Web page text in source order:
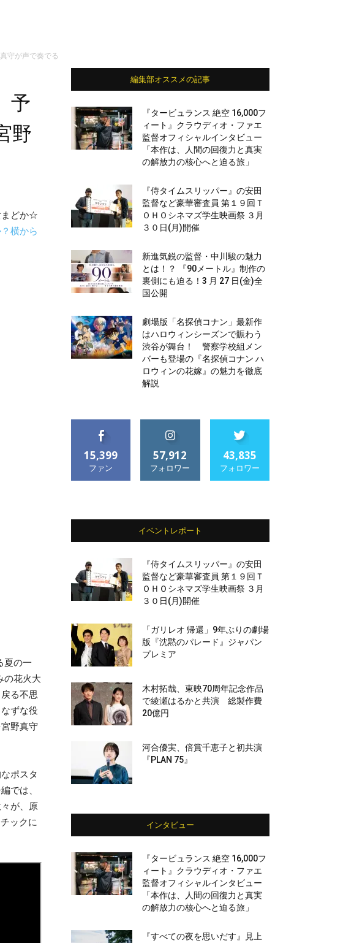
守が声で奏でる
予
野
まどか☆
横から
夏の一
の花火大
る不思
ずな役
野真守
ポスタ
では、
が、原
ックに
編集部オススメの記事
『タービュランス 絶空 16,000フ
ィート』クラウディオ・ファエ
監督オフィシャルインタビュー
「本作は、人間の回復力と真実
の解放力の核心へと迫る旅」
『侍タイムスリッパー』の安田
監督など豪華審査員 第１９回Ｔ
ＯＨＯシネマズ学生映画祭 ３月
３０日(月)開催
新進気鋭の監督・中川駿の魅力
とは！？ 『90メートル』制作の
裏側にも迫る！3 月 27 日(金)全
国公開
劇場版「名探偵コナン」最新作
はハロウィンシーズンで賑わう
渋谷が舞台！ 警察学校組メン
バーも登場の『名探偵コナン ハ
ロウィンの花嫁』の魅力を徹底
解説
15,399
ファン
57,912
フォロワー
43,835
フォロワー
イベントレポート
『侍タイムスリッパー』の安田
監督など豪華審査員 第１９回Ｔ
ＯＨＯシネマズ学生映画祭 ３月
３０日(月)開催
「ガリレオ 帰還」9年ぶりの劇場
版『沈黙のパレード』ジャパン
プレミア
木村拓哉、東映70周年記念作品
で綾瀬はるかと共演 総製作費
20億円
河合優実、倍賞千恵子と初共演
『PLAN 75』
インタビュー
『タービュランス 絶空 16,000フ
ィート』クラウディオ・ファエ
監督オフィシャルインタビュー
「本作は、人間の回復力と真実
の解放力の核心へと迫る旅」
『すべての夜を思いだす』見上